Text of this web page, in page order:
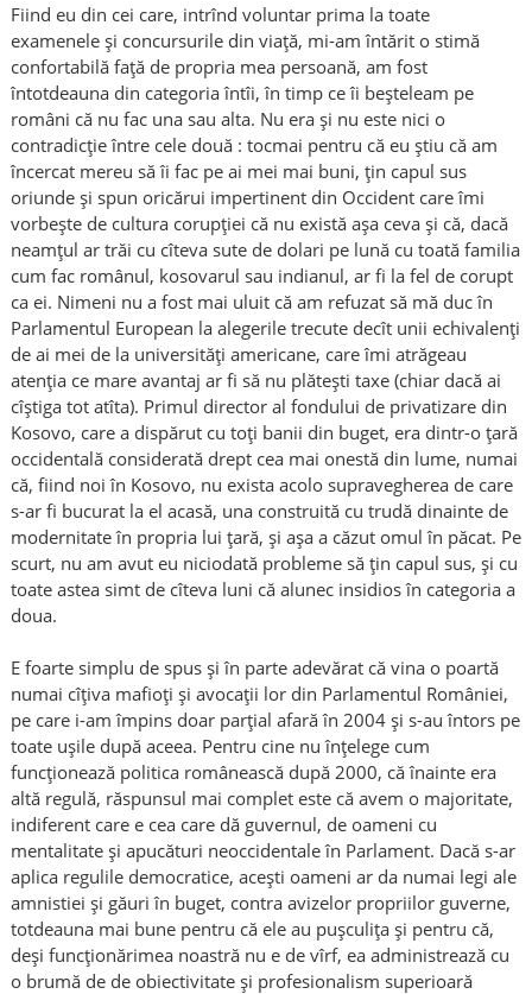
Fiind eu din cei care, intrînd voluntar prima la toate
examenele și concursurile din viață, mi-am întărit o stimă
confortabilă față de propria mea persoană, am fost
întotdeauna din categoria întîi, în timp ce îi beșteleam pe
români că nu fac una sau alta. Nu era și nu este nici o
contradicție între cele două : tocmai pentru că eu știu că am
încercat mereu să îi fac pe ai mei mai buni, țin capul sus
oriunde și spun oricărui impertinent din Occident care îmi
vorbește de cultura corupției că nu există așa ceva și că, dacă
neamțul ar trăi cu cîteva sute de dolari pe lună cu toată familia
cum fac românul, kosovarul sau indianul, ar fi la fel de corupt
ca ei. Nimeni nu a fost mai uluit că am refuzat să mă duc în
Parlamentul European la alegerile trecute decît unii echivalenți
de ai mei de la universități americane, care îmi atrăgeau
atenția ce mare avantaj ar fi să nu plătești taxe (chiar dacă ai
cîștiga tot atîta). Primul director al fondului de privatizare din
Kosovo, care a dispărut cu toți banii din buget, era dintr-o țară
occidentală considerată drept cea mai onestă din lume, numai
că, fiind noi în Kosovo, nu exista acolo supravegherea de care
s-ar fi bucurat la el acasă, una construită cu trudă dinainte de
modernitate în propria lui țară, și așa a căzut omul în păcat. Pe
scurt, nu am avut eu niciodată probleme să țin capul sus, și cu
toate astea simt de cîteva luni că alunec insidios în categoria a
doua.
E foarte simplu de spus și în parte adevărat că vina o poartă
numai cîțiva mafioți și avocații lor din Parlamentul României,
pe care i-am împins doar parțial afară în 2004 și s-au întors pe
toate ușile după aceea. Pentru cine nu înțelege cum
funcționează politica românească după 2000, că înainte era
altă regulă, răspunsul mai complet este că avem o majoritate,
indiferent care e cea care dă guvernul, de oameni cu
mentalitate și apucături neoccidentale în Parlament. Dacă s-ar
aplica regulile democratice, acești oameni ar da numai legi ale
amnistiei și găuri în buget, contra avizelor propriilor guverne,
totdeauna mai bune pentru că ele au pușculița și pentru că,
deși funcționărimea noastră nu e de vîrf, ea administrează cu
o brumă de de obiectivitate și profesionalism superioară